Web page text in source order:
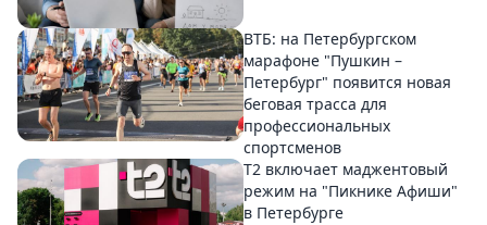
ВТБ: на Петербургском
марафоне "Пушкин –
Петербург" появится новая
беговая трасса для
профессиональных
спортсменов
Т2 включает маджентовый
режим на "Пикнике Афиши"
в Петербурге